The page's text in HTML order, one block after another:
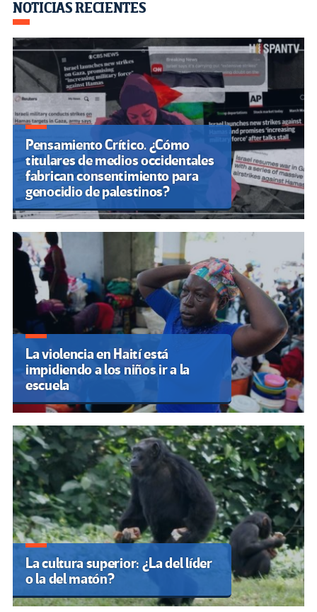
o
k
m n
tir
NOTICIAS RECIENTES
Pensamiento Crítico. ¿Cómo
titulares de medios occidentales
fabrican consentimiento para
genocidio de palestinos?
La violencia en Haití está
impidiendo a los niños ir a la
escuela
La cultura superior: ¿La del líder
o la del matón?